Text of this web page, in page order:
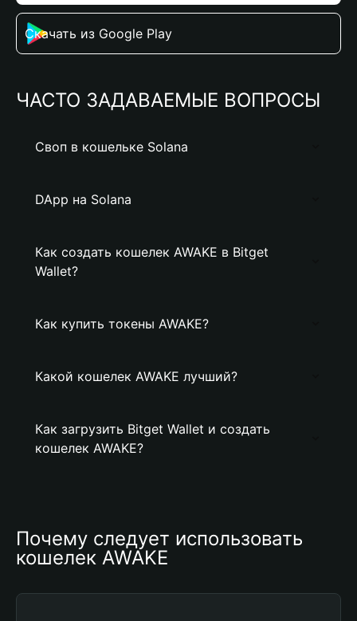
Скачать из Google Play
ЧАСТО ЗАДАВАЕМЫЕ ВОПРОСЫ
Своп в кошельке Solana
DApp на Solana
Как создать кошелек AWAKE в Bitget
Wallet?
Как купить токены AWAKE?
Какой кошелек AWAKE лучший?
Как загрузить Bitget Wallet и создать
кошелек AWAKE?
Почему следует использовать
кошелек AWAKE